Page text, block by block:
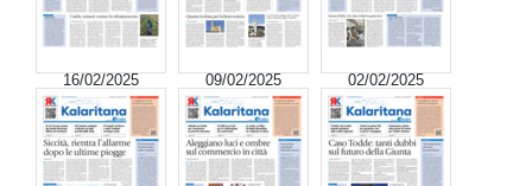
16/02/2025 09/02/2025 02/02/2025